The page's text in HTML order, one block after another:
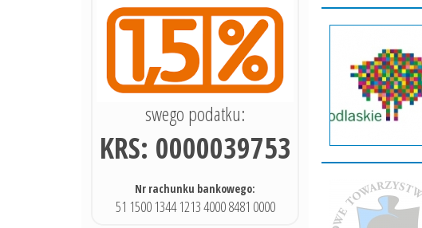
swego podatku:
KRS: 0000039753
Nr rachunku bankowego:
51 1500 1344 1213 4000 8481 0000